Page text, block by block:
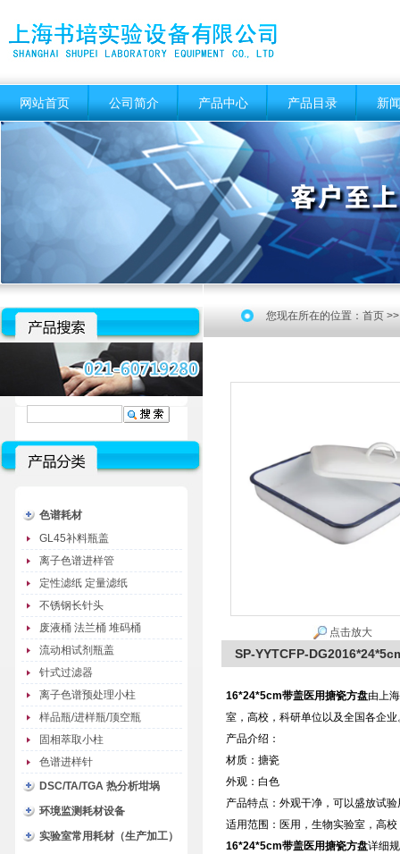
网站首页 公司简介 产品中心 产品目录 新
色谱耗材
GL45补料瓶盖
离子色谱进样管
定性滤纸 定量滤纸
不锈钢长针头
废液桶 法兰桶 堆码桶
流动相试剂瓶盖
针式过滤器
离子色谱预处理小柱
样品瓶/进样瓶/顶空瓶
固相萃取小柱
色谱进样针
DSC/TA/TGA 热分析坩埚
环境监测耗材设备
实验室常用耗材（生产加工）
您现在所在的位置： 首页
点击放大
SP-YYTCFP-
16*24*5cm带盖医用搪瓷方盘由上
室，高校，科研单位以及全国各企业
产品介绍：
材质：搪瓷
外观：白色
产品特点：外观干净，可以盛放试
适用范围：医用，生物实验室，高
16*24*5cm带盖医用搪瓷方盘详细